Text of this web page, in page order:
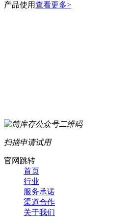
产品使用查看更多>
扫描申请试用
官网跳转
首页
行业
服务承诺
渠道合作
关于我们